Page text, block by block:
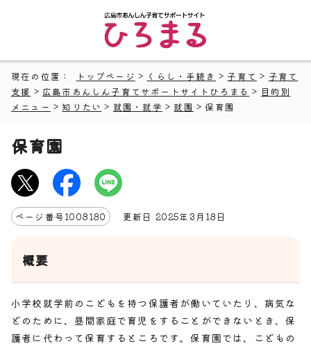
現在の位置： トップページ > くらし・手続き > 子育て > 子育て
支援 > 広島市あんしん子育てサポートサイトひろまる > 目的別
メニュー >知りたい > 就園・就学 >就園 > 保育園
保育園
ページ番号1008180 更新日 2025年3月 18 日
概要
小学校就学前のこどもを持つ保護者が働いていたり、病気な
どのために、昼間家庭で育児をすることができないとき、保
護者に代わって保育するところです。保育園では、こどもの